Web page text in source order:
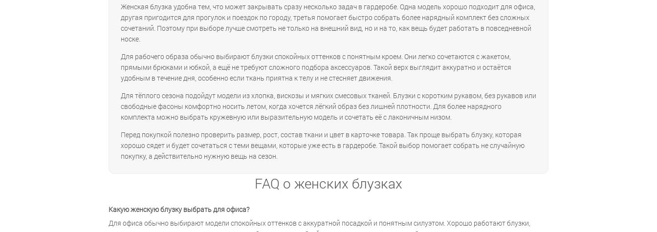
Женская блузка удобна тем, что может закрывать сразу несколько задач в гардеробе. Одна модель хорошо подходит для офиса,
другая пригодится для прогулок и поездок по городу, третья помогает быстро собрать более нарядный комплект без сложных
сочетаний. Поэтому при выборе лучше смотреть не только на внешний вид, но и на то, как вещь будет работать в повседневной
носке.
Для рабочего образа обычно выбирают блузки спокойных оттенков с понятным кроем. Они легко сочетаются с жакетом,
прямыми брюками и юбкой, а ещё не требуют сложного подбора аксессуаров. Такой верх выглядит аккуратно и остаётся
удобным в течение дня, особенно если ткань приятна к телу и не стесняет движения.
Для тёплого сезона подойдут модели из хлопка, вискозы и мягких смесовых тканей. Блузки с коротким рукавом, без рукавов или
свободные фасоны комфортно носить летом, когда хочется лёгкий образ без лишней плотности. Для более нарядного
комплекта можно выбрать кружевную или выразительную модель и сочетать её с лаконичным низом.
Перед покупкой полезно проверить размер, рост, состав ткани и цвет в карточке товара. Так проще выбрать блузку, которая
хорошо сядет и будет сочетаться с теми вещами, которые уже есть в гардеробе. Такой выбор помогает собрать не случайную
покупку, а действительно нужную вещь на сезон.
FAQ о женских блузках
Какую женскую блузку выбрать для офиса?
Для офиса обычно выбирают модели спокойных оттенков с аккуратной посадкой и понятным силуэтом. Хорошо работают блузки,